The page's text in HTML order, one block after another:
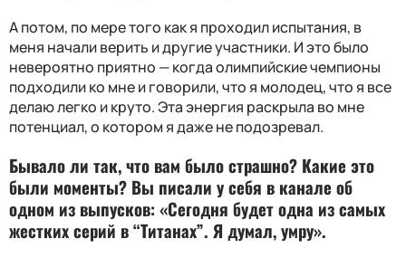
А потом, по мере того как я проходил испытания, в
меня начали верить и другие участники. И это было
невероятно приятно — когда олимпийские чемпионы
подходили ко мне и говорили, что я молодец, что я все
делаю легко и круто. Эта энергия раскрыла во мне
потенциал, о котором я даже не подозревал.
Бывало ли так, что вам было страшно? Какие это
были моменты? Вы писали у себя в канале об
одном из выпусков: «Сегодня будет одна из самых
жестких серий в “Титанах”. Я думал, умру».